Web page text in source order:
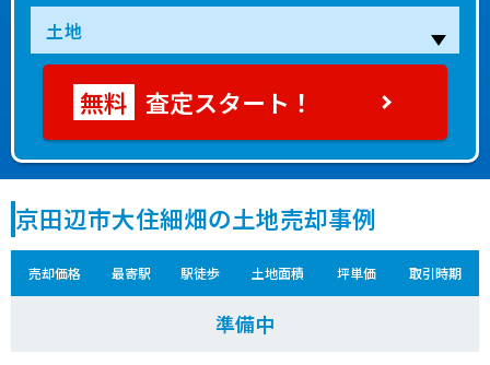
査定スタート！
京田辺市大住細畑の土地売却事例
売却価格 最寄駅 駅徒歩 土地面積 坪単価 取引時期
準備中